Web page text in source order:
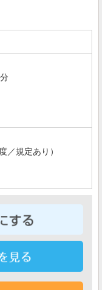
＊
・・
分
分
／規定あり）